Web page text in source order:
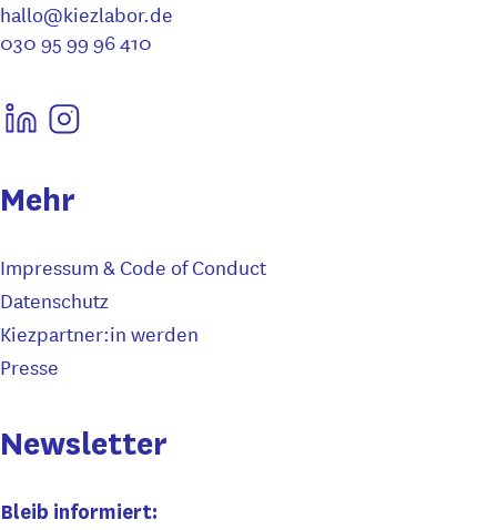
hallo@kiezlabor.de
030 95 99 96 410
Mehr
Impressum & Code of Conduct
Datenschutz
Kiezpartner:in werden
Presse
Newsletter
Bleib informiert: